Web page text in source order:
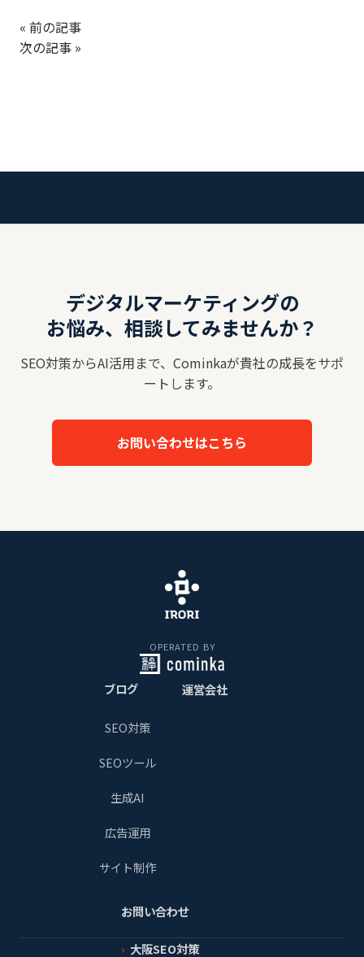
« 前の記事
次の記事 »
デジタルマーケティングの
お悩み、相談してみませんか？
SEO対策からAI活用まで、Cominkaが貴社の成長をサポ
ートします。
お問い合わせはこちら
OPERATED BY
ブログ
SEO対策
SEOツール
生成AI
広告運用
サイト制作
運営会社
お問い合わせ
大阪SEO対策